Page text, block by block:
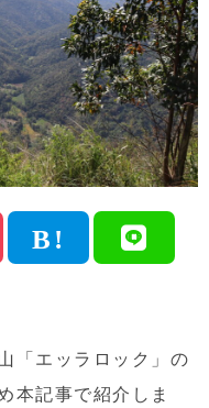
「エッラロック」の
本記事で紹介しま